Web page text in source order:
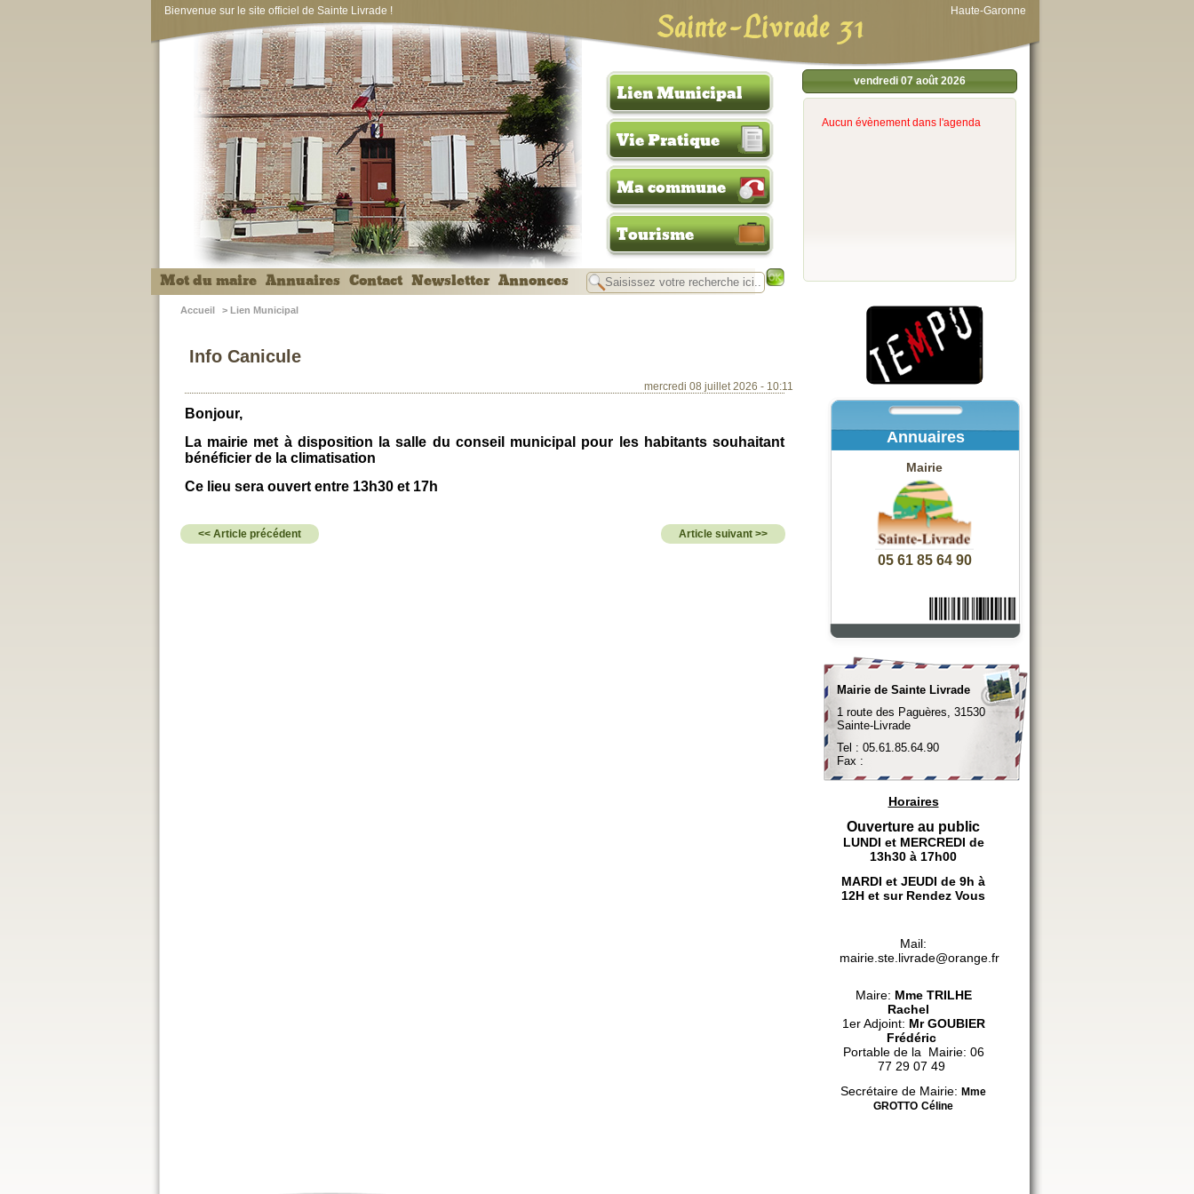
Bienvenue sur le site officiel de Sainte Livrade ! Sainte-Livrade 31 Haute-Garonne
Mot du maire Annuaires Contact Newsletter Annonces
Lien Municipal
Vie Pratique
Ma commune
Tourisme
vendredi 07 août 2026
Aucun évènement dans l'agenda
Accueil > Lien Municipal
Info Canicule
mercredi 08 juillet 2026 - 10:11
Bonjour,
La mairie met à disposition la salle du conseil municipal pour les habitants souhaitant
bénéficier de la climatisation
Ce lieu sera ouvert entre 13h30 et 17h
<< Article précédent Article suivant >>
Annuaires
Mairie
05 61 85 64 90
Mairie de Sainte Livrade
1 route des Paguères, 31530
Sainte-Livrade
Tel : 05.61.85.64.90
Fax :
Horaires
Ouverture au public
LUNDI et MERCREDI de
13h30 à 17h00
MARDI et JEUDI de 9h à
12H et sur Rendez Vous
Mail:
mairie.ste.livrade@orange.fr
Maire: Mme TRILHE
Rachel
1er Adjoint: Mr GOUBIER
Frédéric
Portable de la Mairie: 06
77 29 07 49
Secrétaire de Mairie: Mme
GROTTO Céline